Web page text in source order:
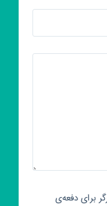
برای دفعه‌ی